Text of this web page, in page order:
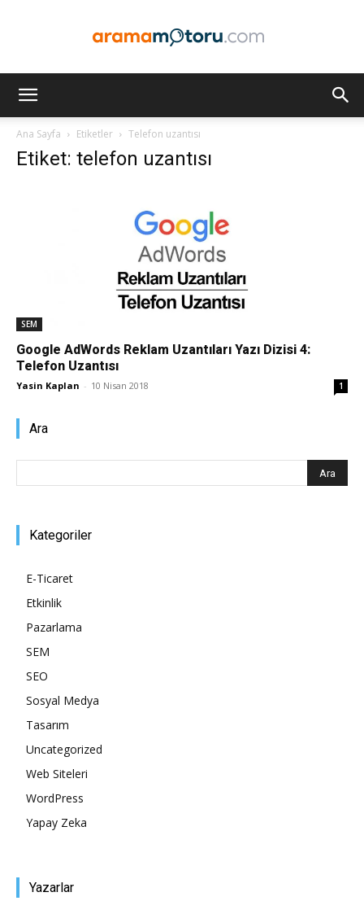
Optimizasyonu
Ana Sayfa Etiketler Telefon uzantısı
Etiket: telefon uzantısı
SEM
Google AdWords Reklam Uzantıları Yazı Dizisi 4:
Telefon Uzantısı
Yasin Kaplan - 10 Nisan 2018 1
Ara
Kategoriler
E-Ticaret
Etkinlik
Pazarlama
SEM
SEO
Sosyal Medya
Tasarım
Uncategorized
Web Siteleri
WordPress
Yapay Zeka
Yazarlar